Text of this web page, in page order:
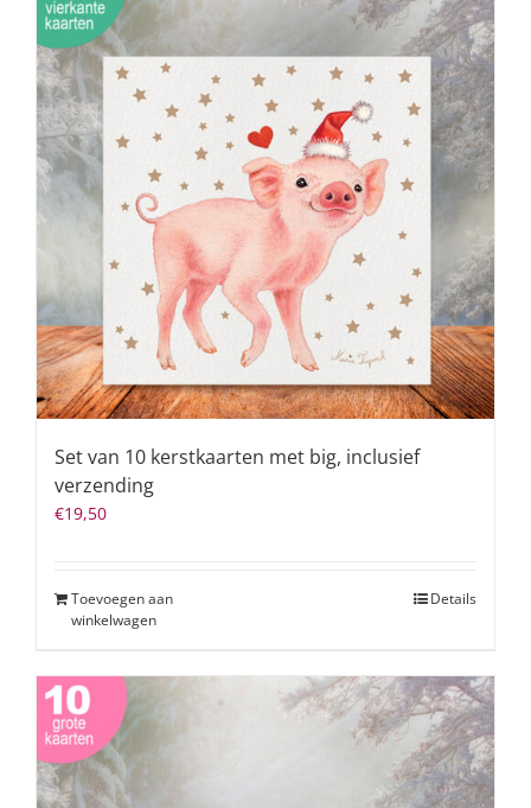
Set van 10 kerstkaarten met big, inclusief
verzending
€19,50
Toevoegen aan
winkelwagen
Details